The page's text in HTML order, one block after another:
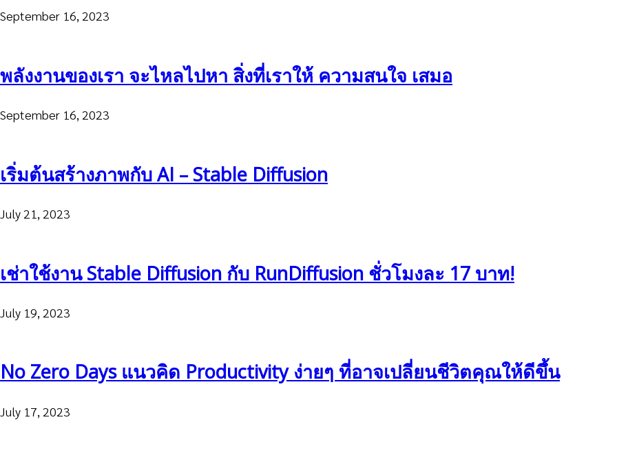
September 16, 2023
พลังงานของเรา จะไหลไปหา สิ่งที่เราให้ ความสนใจ เสมอ
September 16, 2023
เริ่มต้นสร้างภาพกับ AI – Stable Diffusion
July 21, 2023
เช่าใช้งาน Stable Diffusion กับ RunDiffusion ชั่วโมงละ 17 บาท!
July 19, 2023
No Zero Days แนวคิด Productivity ง่ายๆ ที่อาจเปลี่ยนชีวิตคุณให้ดีขึ้น
July 17, 2023